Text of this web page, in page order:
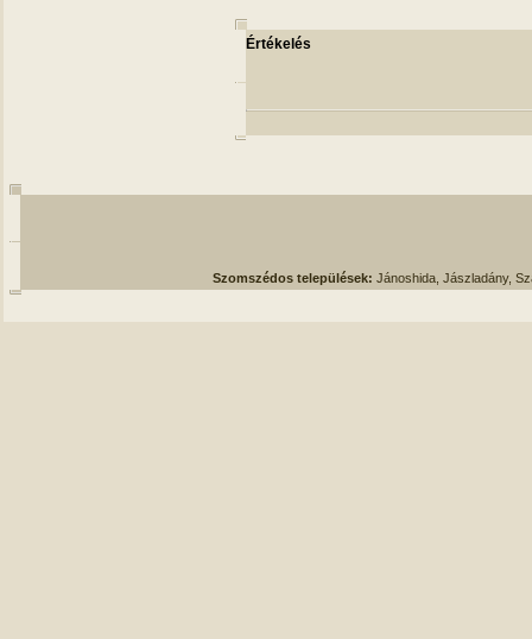
Értékelés
Szomszédos települések: Jánoshida, Jászladány,